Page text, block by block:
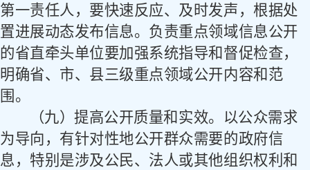
第一责任人，要快速反应、及时发声，根据处
置进展动态发布信息。负责重点领域信息公开
的省直牵头单位要加强系统指导和督促检查，
明确省、市、县三级重点领域公开内容和范
围。
（九）提高公开质量和实效。
以公众需求
为导向，有针对性地公开群众需要的政府信
息，特别是涉及公民、法人或其他组织权利和